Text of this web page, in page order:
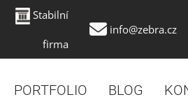
Stabilní
firma
info@zebra.cz
PORTFOLIO BLOG